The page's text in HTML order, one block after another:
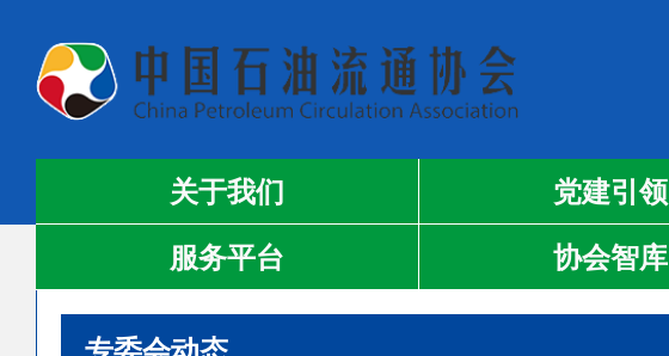
关于我们 党建引领
服务平台 协会智库